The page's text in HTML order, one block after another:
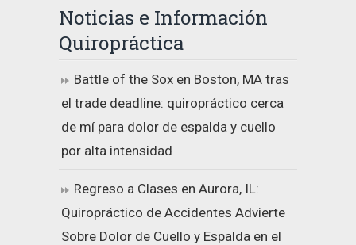
Noticias e Información
Quiropráctica
Battle of the Sox en Boston, MA tras
el trade deadline: quiropráctico cerca
de mí para dolor de espalda y cuello
por alta intensidad
Regreso a Clases en Aurora, IL:
Quiropráctico de Accidentes Advierte
Sobre Dolor de Cuello y Espalda en el